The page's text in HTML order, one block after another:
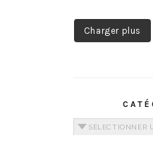
Charger plus
Catégories